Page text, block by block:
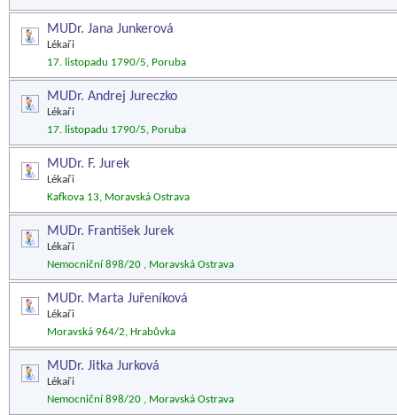
MUDr. Jana Junkerová
Lékaři
17. listopadu 1790/5, Poruba
MUDr. Andrej Jureczko
Lékaři
17. listopadu 1790/5, Poruba
MUDr. F. Jurek
Lékaři
Kafkova 13, Moravská Ostrava
MUDr. František Jurek
Lékaři
Nemocniční 898/20 , Moravská Ostrava
MUDr. Marta Juřeníková
Lékaři
Moravská 964/2, Hrabůvka
MUDr. Jitka Jurková
Lékaři
Nemocniční 898/20 , Moravská Ostrava